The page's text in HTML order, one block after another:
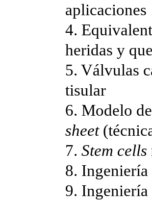
aplicaciones
4.
heridas y
5. Válvulas
tisular
6. Modelo
sheet
7.Stem cells
8.
9.